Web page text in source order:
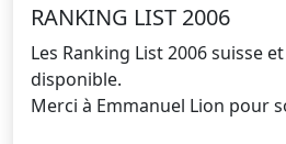
RANKING LIST 2006
Les Ranking List 2006 suisse
disponible.
Merci à Emmanuel Lion pour